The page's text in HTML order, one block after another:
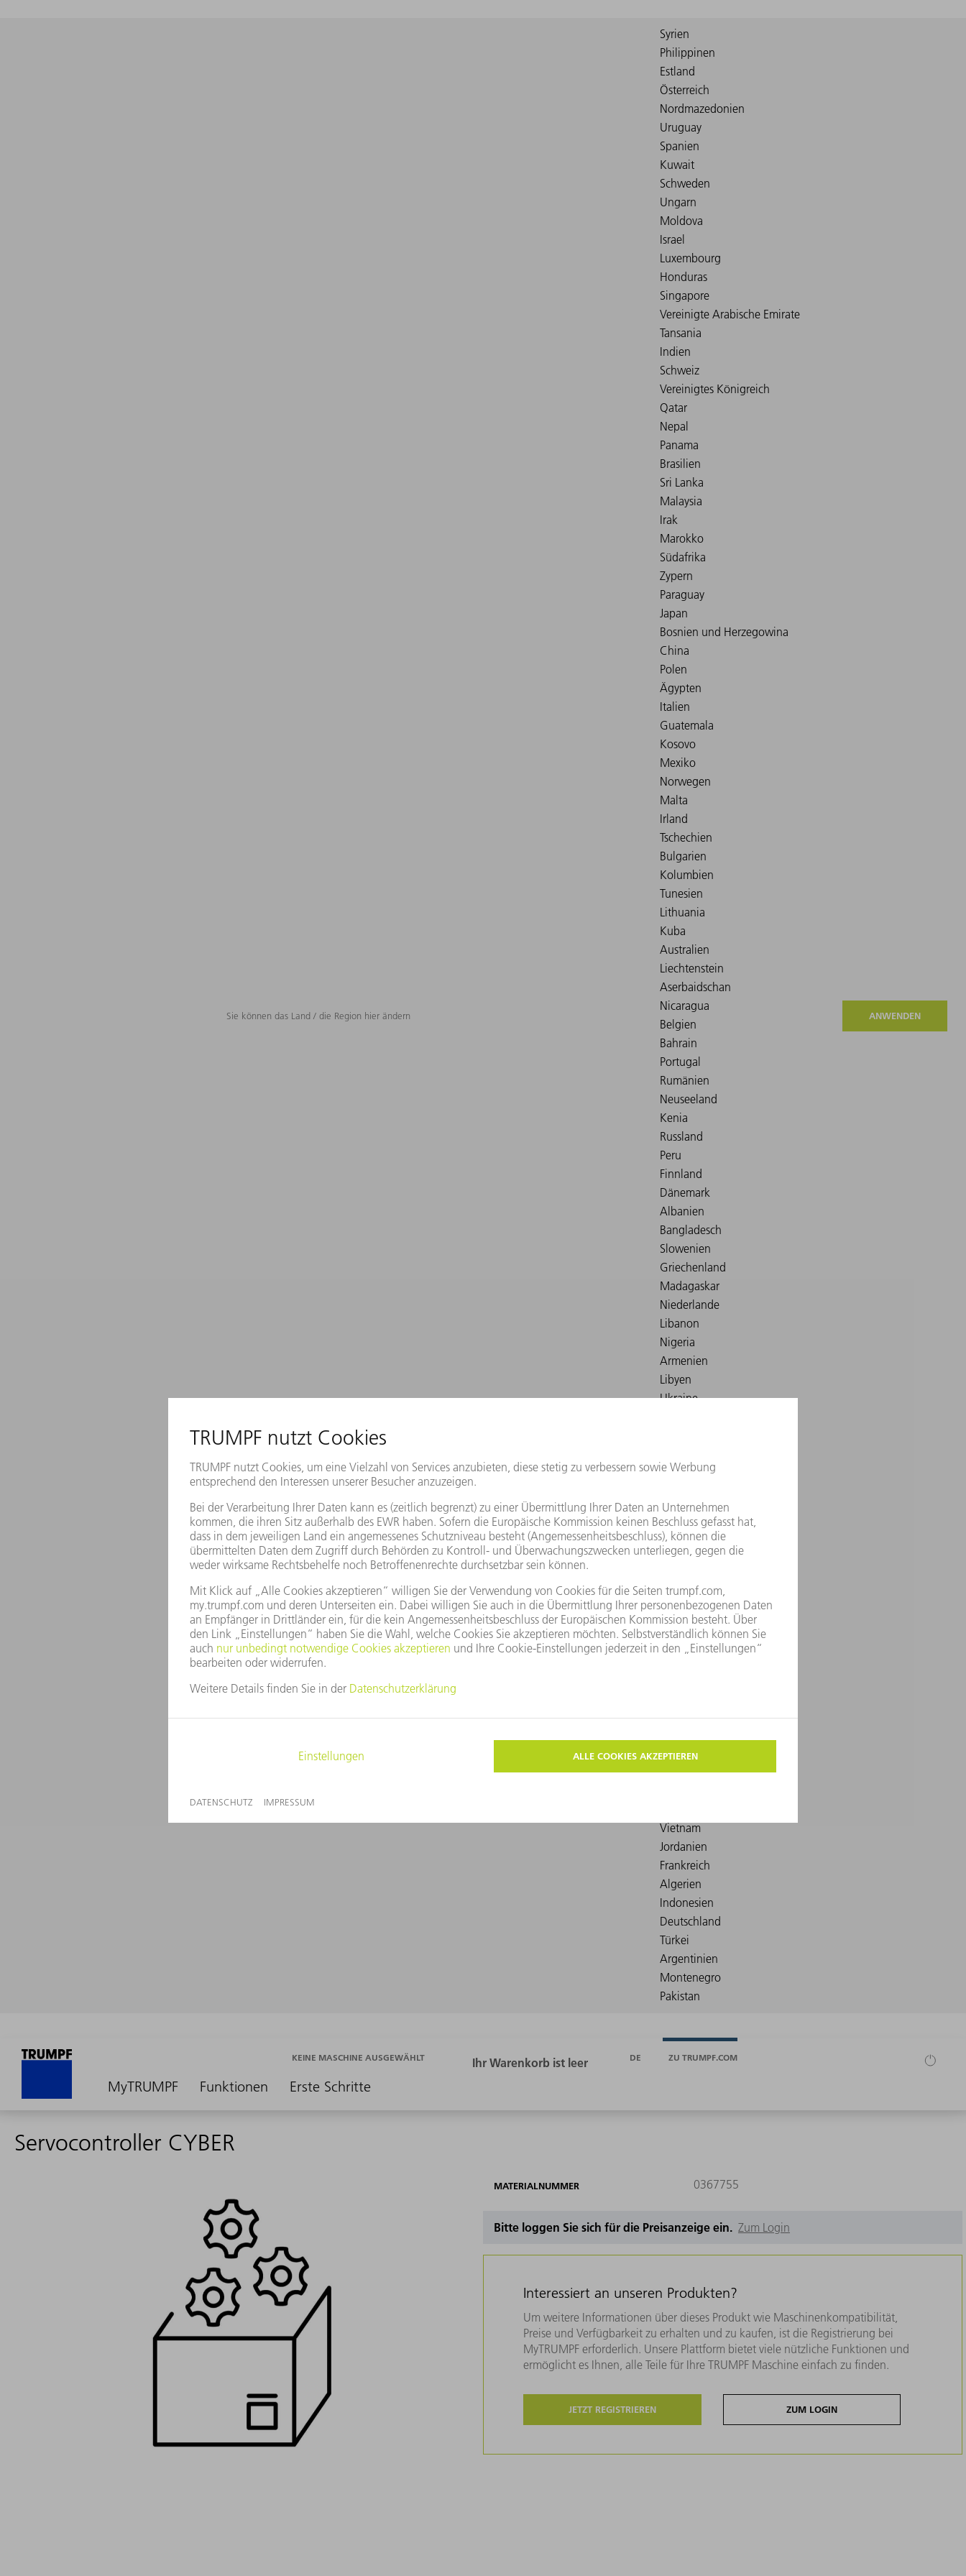
Sie können das Land / die Region hier ändern ANWENDEN
MyTRUMPF Funktionen Erste Schritte
KEINE MASCHINE AUSGEWÄHLT DE ZU TRUMPF.COM
Servocontroller CYBER
MATERIALNUMMER 0367755
Bitte loggen Sie sich für die Preisanzeige ein. Zum Login
Interessiert an unseren Produkten?
Um weitere Informationen über dieses Produkt wie Maschinenkompatibilität,
Preise und Verfügbarkeit zu erhalten und zu kaufen, ist die Registrierung bei
MyTRUMPF erforderlich. Unsere Plattform bietet viele nützliche Funktionen und
ermöglicht es Ihnen, alle Teile für Ihre TRUMPF Maschine einfach zu finden.
JETZT REGISTRIEREN ZUM LOGIN